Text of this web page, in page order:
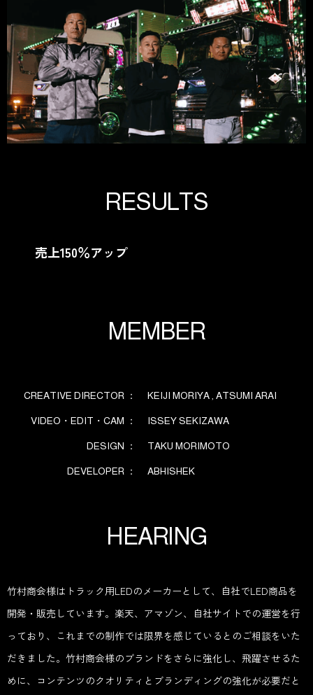
RESULTS
売上150％アップ
MEMBER
CREATIVE DIRECTOR ： KEIJI MORIYA , ATSUMI ARAI
VIDEO・EDIT・CAM ： ISSEY SEKIZAWA
DESIGN ： TAKU MORIMOTO
DEVELOPER ： ABHISHEK
HEARING
竹村商会様はトラック用LEDのメーカーとして、自社でLED商品を
開発・販売しています。楽天、アマゾン、自社サイトでの運営を行
っており、これまでの制作では限界を感じているとのご相談をいた
だきました。竹村商会様のブランドをさらに強化し、飛躍させるた
めに、コンテンツのクオリティとブランディングの強化が必要だと